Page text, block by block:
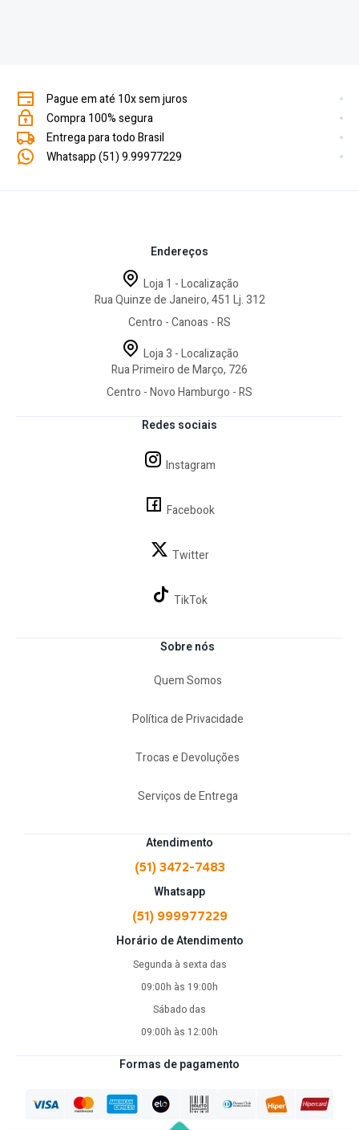
Pague em até 10x sem juros
Compra 100% segura
Entrega para todo Brasil
Whatsapp (51) 9.99977229
Atendimento
(51) 3472-7483
Whatsapp
(51) 999977229
Horário de Atendimento
Segunda à sexta das
09:00h às 19:00h
Sábado das
09:00h às 12:00h
Sobre nós
Quem Somos
Política de Privacidade
Trocas e Devoluções
Serviços de Entrega
Redes sociais
Instagram
Facebook
Twitter
TikTok
Endereços
Loja 1 - Localização
Rua Quinze de Janeiro, 451 Lj. 312
Centro - Canoas - RS
Loja 3 - Localização
Rua Primeiro de Março, 726
Centro - Novo Hamburgo - RS
Formas de pagamento